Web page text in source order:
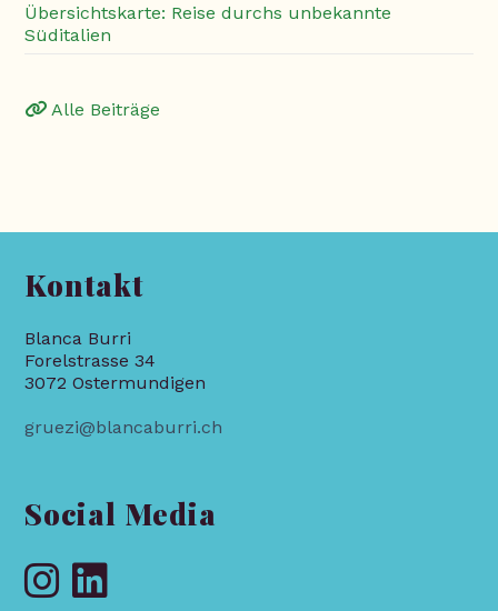
Übersichtskarte: Reise durchs unbekannte
Süditalien
Alle Beiträge
Kontakt
Blanca Burri
Forelstrasse 34
3072 Ostermundigen
gruezi@blancaburri.ch
Social Media